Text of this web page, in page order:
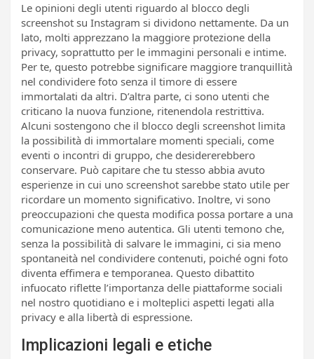
Le opinioni degli utenti riguardo al blocco degli
screenshot su Instagram si dividono nettamente. Da un
lato, molti apprezzano la maggiore protezione della
privacy, soprattutto per le immagini personali e intime.
Per te, questo potrebbe significare maggiore tranquillità
nel condividere foto senza il timore di essere
immortalati da altri. D’altra parte, ci sono utenti che
criticano la nuova funzione, ritenendola restrittiva.
Alcuni sostengono che il blocco degli screenshot limita
la possibilità di immortalare momenti speciali, come
eventi o incontri di gruppo, che desidererebbero
conservare. Può capitare che tu stesso abbia avuto
esperienze in cui uno screenshot sarebbe stato utile per
ricordare un momento significativo. Inoltre, vi sono
preoccupazioni che questa modifica possa portare a una
comunicazione meno autentica. Gli utenti temono che,
senza la possibilità di salvare le immagini, ci sia meno
spontaneità nel condividere contenuti, poiché ogni foto
diventa effimera e temporanea. Questo dibattito
infuocato riflette l’importanza delle piattaforme sociali
nel nostro quotidiano e i molteplici aspetti legati alla
privacy e alla libertà di espressione.
Implicazioni legali e etiche